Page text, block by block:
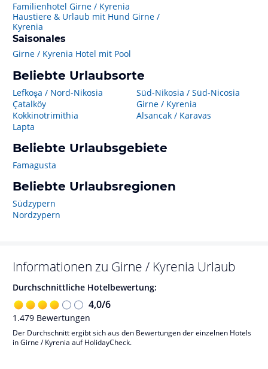
Familienhotel Girne / Kyrenia
Haustiere & Urlaub mit Hund Girne /
Kyrenia
Saisonales
Girne / Kyrenia Hotel mit Pool
Beliebte Urlaubsorte
Lefkoşa / Nord-Nikosia
Çatalköy
Kokkinotrimithia
Lapta
Süd-Nikosia / Süd-Nicosia
Girne / Kyrenia
Alsancak / Karavas
Beliebte Urlaubsgebiete
Famagusta
Beliebte Urlaubsregionen
Südzypern
Nordzypern
Informationen zu Girne / Kyrenia Urlaub
Durchschnittliche Hotelbewertung:
4,0/6
1.479 Bewertungen
Der Durchschnitt ergibt sich aus den Bewertungen der einzelnen Hotels
in Girne / Kyrenia auf HolidayCheck.